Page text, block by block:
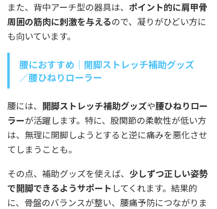
また、背中アーチ型の器具は、 ポイント的に肩甲骨
周囲の筋肉に刺激を与えるので、凝りがひどい方に
も向いています。
腰におすすめ｜開脚ストレッチ補助グッズ
／腰ひねりローラー
腰には、 開脚ストレッチ補助グッズや腰ひねりロー
ラーが活躍します。特に、股関節の柔軟性が低い方
は、無理に開脚しようとすると逆に痛みを悪化させ
てしまうことも。
その点、補助グッズを使えば、 少しずつ正しい姿勢
で開脚できるようサポート してくれます。結果的
に、骨盤のバランスが整い、腰痛予防につながりま